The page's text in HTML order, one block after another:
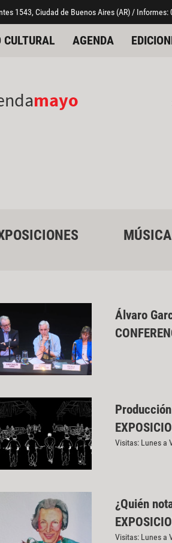
1543, Ciudad de Buenos Aires (AR) /
CULTURAL AGENDA
mayo
MÚSICA
Álvaro
Visitas: Lunes a
¿Quién
Visitas: Lunes a